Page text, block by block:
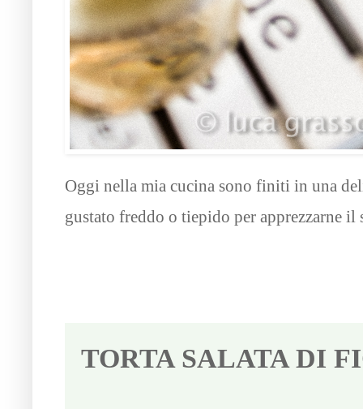
Oggi nella mia cucina sono finiti in una
gustato freddo o tiepido per apprezzarne il
TORTA SALATA DI